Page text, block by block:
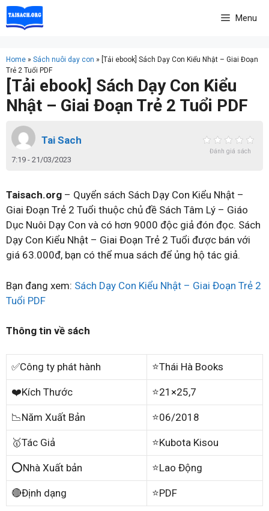
Skip
to
Menu
Home » Sách nuôi dạy con » [Tải ebook] Sách Dạy Con Kiểu Nhật – Giai Đoạn
Trẻ 2 Tuổi PDF
[Tải ebook] Sách Dạy Con Kiểu
Nhật – Giai Đoạn Trẻ 2 Tuổi PDF
Tai Sach
7:19 - 21/03/2023
Đánh giá sách
Taisach.org – Quyển sách Sách Dạy Con Kiểu Nhật –
Giai Đoạn Trẻ 2 Tuổi thuộc chủ đề Sách Tâm Lý – Giáo
Dục Nuôi Dạy Con và có hơn 9000 độc giả đón đọc. Sách
Dạy Con Kiểu Nhật – Giai Đoạn Trẻ 2 Tuổi được bán với
giá 63.000đ, bạn có thể mua sách để ủng hộ tác giả.
Bạn đang xem: Sách Dạy Con Kiểu Nhật – Giai Đoạn Trẻ 2
Tuổi PDF
Thông tin về sách
✅Công ty phát hành ⭐Thái Hà Books
❤️Kích Thước ⭐21×25,7
📉Năm Xuất Bản ⭐06/2018
🥇Tác Giả ⭐Kubota Kisou
⭕Nhà Xuất bản ⭐Lao Động
🔴Định dạng ⭐PDF